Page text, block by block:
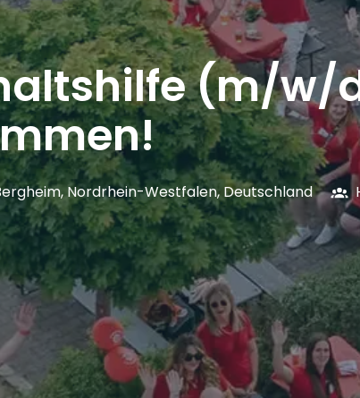
(m/w/
,Nordrhein-Westfalen, Deutschland